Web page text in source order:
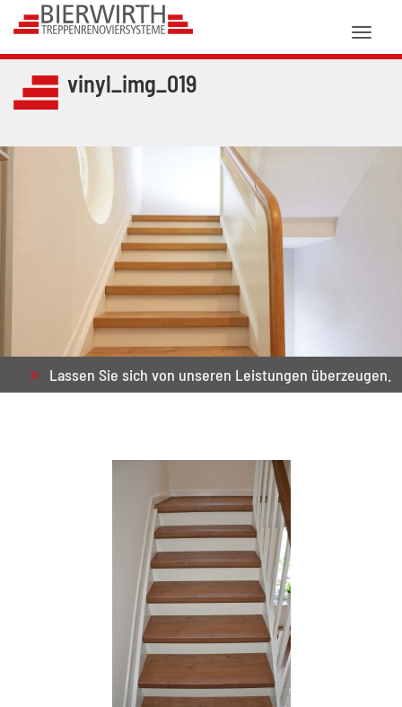
vinyl_img_019
Lassen Sie sich von unseren Leistungen überzeugen.